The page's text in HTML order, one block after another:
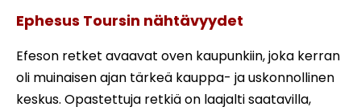
Ephesus Toursin nähtävyydet
Efeson retket avaavat oven kaupunkiin, joka kerran
oli muinaisen ajan tärkeä kauppa- ja uskonnollinen
keskus. Opastettuja retkiä on laajalti saatavilla,